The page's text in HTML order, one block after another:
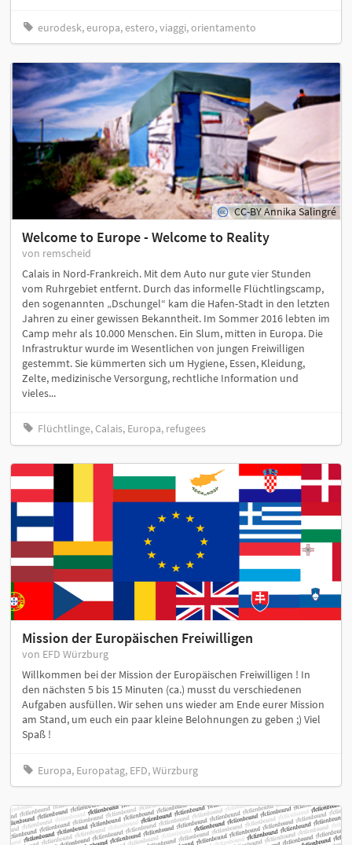
eurodesk, europa, estero, viaggi, orientamento
CC-BY Annika Salingré
Welcome to Europe - Welcome to Reality
von remscheid
Calais in Nord-Frankreich. Mit dem Auto nur gute vier Stunden
vom Ruhrgebiet entfernt. Durch das informelle Flüchtlingscamp,
den sogenannten „Dschungel“ kam die Hafen-Stadt in den letzten
Jahren zu einer gewissen Bekanntheit. Im Sommer 2016 lebten im
Camp mehr als 10.000 Menschen. Ein Slum, mitten in Europa. Die
Infrastruktur wurde im Wesentlichen von jungen Freiwilligen
gestemmt. Sie kümmerten sich um Hygiene, Essen, Kleidung,
Zelte, medizinische Versorgung, rechtliche Information und
vieles...
Flüchtlinge, Calais, Europa, refugees
Mission der Europäischen Freiwilligen
von EFD Würzburg
Willkommen bei der Mission der Europäischen Freiwilligen ! In
den nächsten 5 bis 15 Minuten (ca.) musst du verschiedenen
Aufgaben ausfüllen. Wir sehen uns wieder am Ende eurer Mission
am Stand, um euch ein paar kleine Belohnungen zu geben ;) Viel
Spaß !
Europa, Europatag, EFD, Würzburg